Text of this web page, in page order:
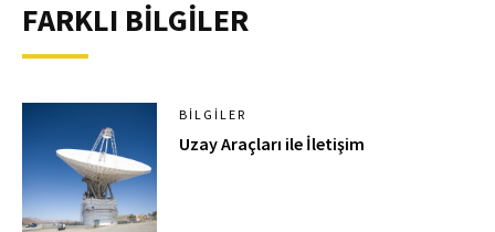
FARKLI BİLGİLER
BILGILER
Uzay Araçları ile İletişim